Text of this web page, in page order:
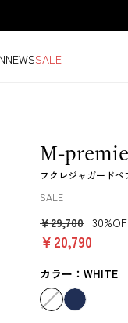
NEWSSALE
M-
フクレジャガードペ
SALE
￥29,700
￥20,790
カラー：WHITE